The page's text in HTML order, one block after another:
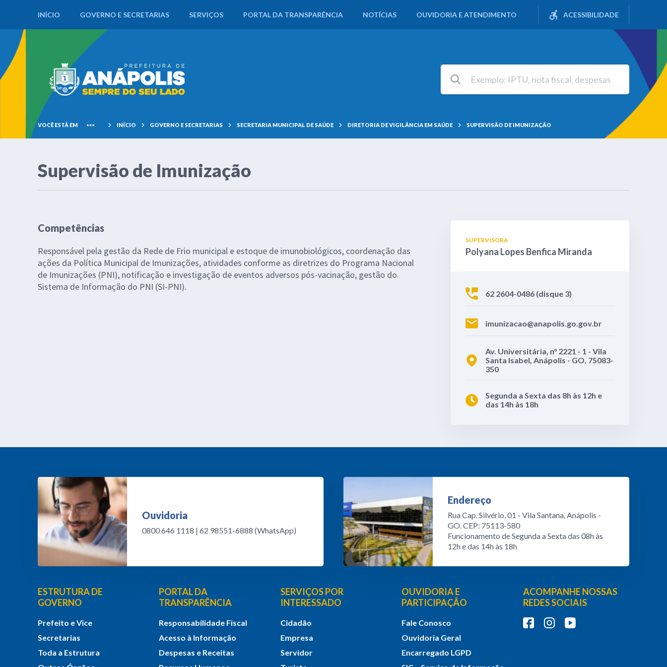
INÍCIO GOVERNO E SECRETARIAS SERVIÇOS PORTAL DA TRANSPARÊNCIA NOTÍCIAS OUVIDORIA E ATENDIMENTO ACESSIBILIDADE
VOCÊ ESTÁ EM INÍCIO GOVERNO E SECRETARIAS SECRETARIA MUNICIPAL DE SAÚDE DIRETORIA DE VIGILÂNCIA EM SAÚDE SUPERVISÃO DE IMUNIZAÇÃO
Supervisão de Imunização
Competências
Responsável pela gestão da Rede de Frio municipal e estoque de imunobiológicos, coordenação das
ações da Política Municipal de Imunizações, atividades conforme as diretrizes do Programa Nacional
de Imunizações (PNI), notificação e investigação de eventos adversos pós-vacinação, gestão do
Sistema de Informação do PNI (SI-PNI).
SUPERVISORA
Polyana Lopes Benfica Miranda
62 2604-0486 (disque 3)
imunizacao@anapolis.go.gov.br
Av. Universitária, n° 2221 - 1 - Vila
Santa Isabel, Anápolis - GO, 75083-
350
Segunda a Sexta das 8h às 12h e
das 14h às 18h
Ouvidoria
0800 646 1118 | 62 98551-6888 (WhatsApp)
Endereço
Rua Cap. Silvério, 01 - Vila Santana, Anápolis -
GO. CEP: 75113-580
Funcionamento de Segunda a Sexta das 08h às
12h e das 14h às 18h
ESTRUTURA DE
GOVERNO
Prefeito e Vice
Secretarias
Toda a Estrutura
PORTAL DA
TRANSPARÊNCIA
Responsabilidade Fiscal
Acesso à Informação
Despesas e Receitas
SERVIÇOS POR
INTERESSADO
Cidadão
Empresa
Servidor
OUVIDORIA E
PARTICIPAÇÃO
Fale Conosco
Ouvidoria Geral
Encarregado LGPD
ACOMPANHE NOSSAS
REDES SOCIAIS